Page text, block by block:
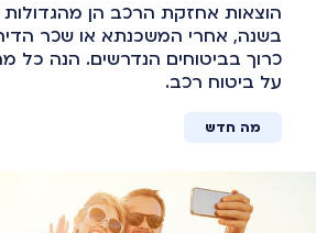
הוצאות אחזקת הרכב הן מהגדולות
בשנה, אחרי המשכנתא או שכר
כרוך בביטוחים הנדרשים. הנה כל
על ביטוח רכב.
מה חדש